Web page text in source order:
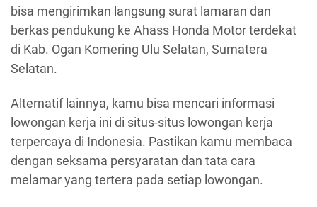
bisa mengirimkan langsung surat lamaran dan
berkas pendukung ke Ahass Honda Motor terdekat
di Kab. Ogan Komering Ulu Selatan, Sumatera
Selatan.
Alternatif lainnya, kamu bisa mencari informasi
lowongan kerja ini di situs-situs lowongan kerja
terpercaya di Indonesia. Pastikan kamu membaca
dengan seksama persyaratan dan tata cara
melamar yang tertera pada setiap lowongan.